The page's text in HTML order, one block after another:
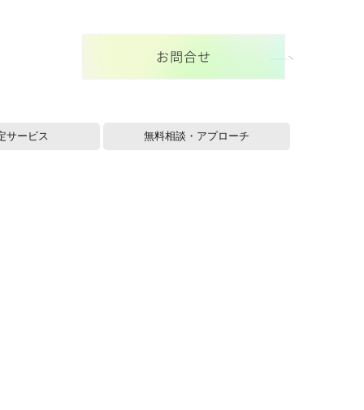
サービス 無料相談・アプローチ